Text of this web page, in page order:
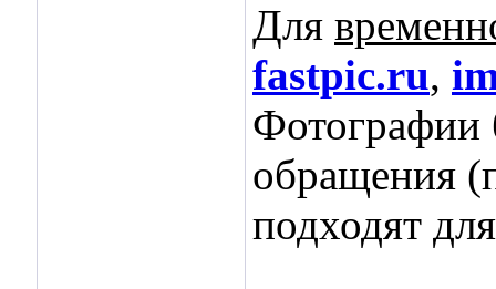
Для
fastpic.ru,
Фотографии
обращения
подходят